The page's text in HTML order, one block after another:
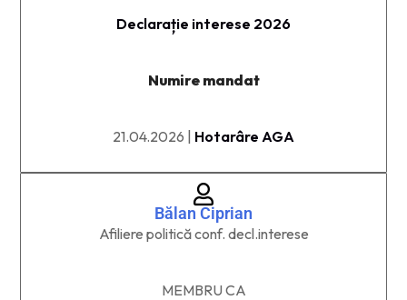
Declarație interese 2026
Numire mandat
21.04.2026 | Hotarâre AGA
Bălan Ciprian
Afiliere politică conf. decl.interese
MEMBRU CA